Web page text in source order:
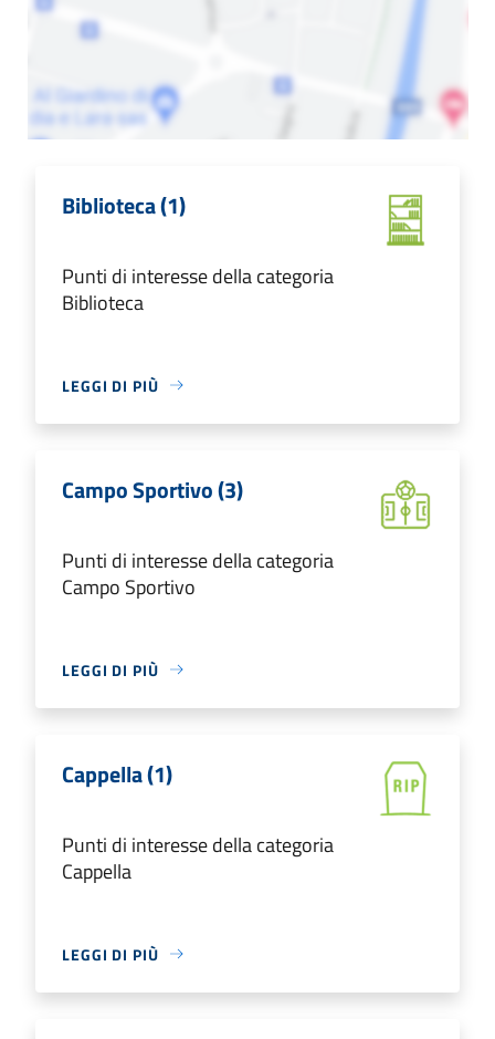
Biblioteca (1)
Punti di interesse della categoria
Biblioteca
LEGGI DI PIÙ
Campo Sportivo (3)
Punti di interesse della categoria
Campo Sportivo
LEGGI DI PIÙ
Cappella (1)
Punti di interesse della categoria
Cappella
LEGGI DI PIÙ